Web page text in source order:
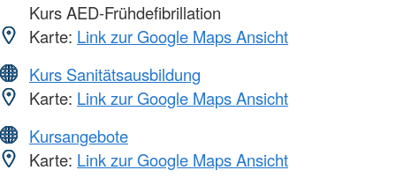
Kurs AED-Frühdefibrillation
Karte: Link zur Google Maps Ansicht
Kurs Sanitätsausbildung
Karte: Link zur Google Maps Ansicht
Kursangebote
Karte: Link zur Google Maps Ansicht